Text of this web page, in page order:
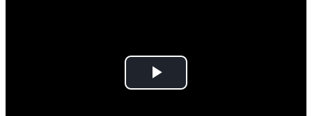
Play